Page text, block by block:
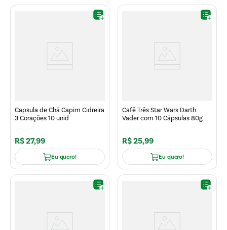
Capsula de Chá Capim Cidreira
3 Corações 10 unid
R$27,99
Eu quero!
Cafê Três Star Wars Darth
Vader com 10 Cápsulas 80g
R$25,99
Eu quero!